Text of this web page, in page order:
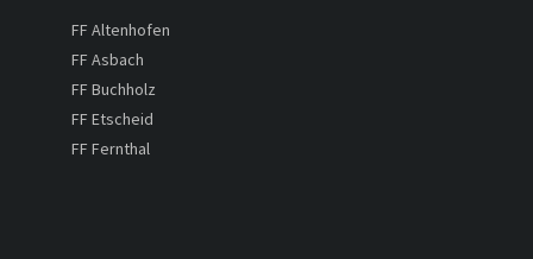
FF Altenhofen
FF Asbach
FF Buchholz
FF Etscheid
FF Fernthal